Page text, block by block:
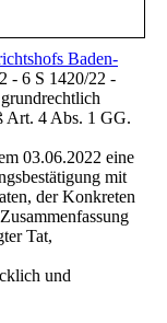
Baden-
- 6 S 1420/22 -
Art. 4 Abs. 1 GG.
03.06.2022 eine
mit
der Konkreten
Tat,
und